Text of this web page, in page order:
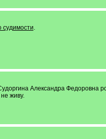
.
Александра Федоровна
живу.